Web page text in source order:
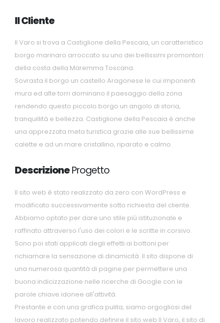
Il Cliente
Il Varo si trova a Castiglione della Pescaia, un caratteristico
borgo marinaro arroccato su uno dei bellissimi promontori
della costa della Maremma Toscana.
Sovrasta il borgo un castello Aragonese le cui imponenti
mura ed alte torri dominano il paesaggio della zona
rendendo questo piccolo borgo un angolo di storia,
tranquillità e bellezza. Castiglione della Pescaia è anche
una apprezzata meta turistica grazie alle sue bellissime
calette e ad un mare cristallino, riparato e calmo.
DescrizioneProgetto
Il sito web è stato realizzato da zero con WordPress e
modificato successivamente sotto richiesta del cliente.
Abbiamo optato per dare uno stile più istituzionale e
raffinato attraverso l'uso dei colori e le scritte in corsivo.
Sono poi stati applicati degli effetti ai bottoni per
richiamare la sensazione di dinamicità. Il sito dispone di
una numerosa quantità di pagine per permettere una
buona indicizzazione nelle ricerche di Google con le
parole chiave idonee all'attività.
Prestante e con una grafica pulita, siamo orgogliosi del
lavoro realizzato potendo definire il sito web Il Varo, il sito di